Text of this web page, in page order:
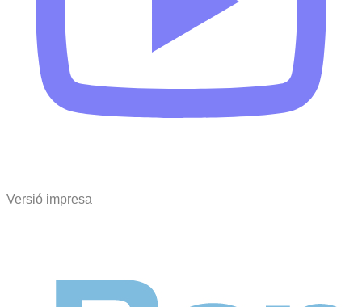
Versió impresa